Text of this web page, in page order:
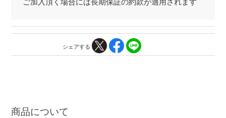
ご加入頂く場合には長期保証の約款が適用されます
シェアする
商品について